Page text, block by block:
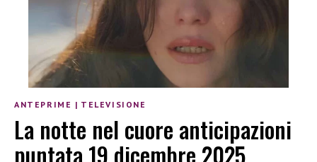
ANTEPRIME | TELEVISIONE
La notte nel cuore anticipazioni
puntata 19 dicembre 2025